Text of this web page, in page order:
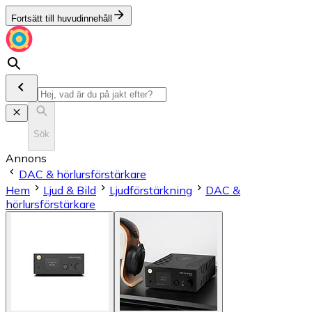
Fortsätt till huvudinnehåll
Sök
Annons
DAC & hörlursförstärkare
Hem
Ljud & Bild Ljudförstärkning
DAC &
hörlursförstärkare